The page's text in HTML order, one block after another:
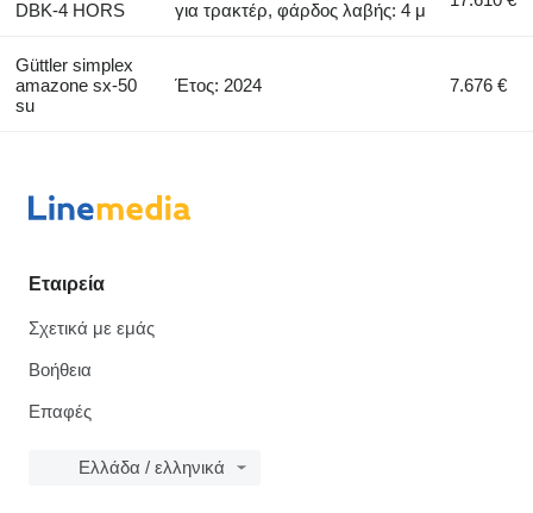
DBK-4 HORS
για τρακτέρ, φάρδος λαβής: 4 μ
Güttler simplex
amazone sx-50
su
Έτος: 2024 7.676 €
Εταιρεία
Σχετικά με εμάς
Βοήθεια
Επαφές
Ελλάδα / ελληνικά